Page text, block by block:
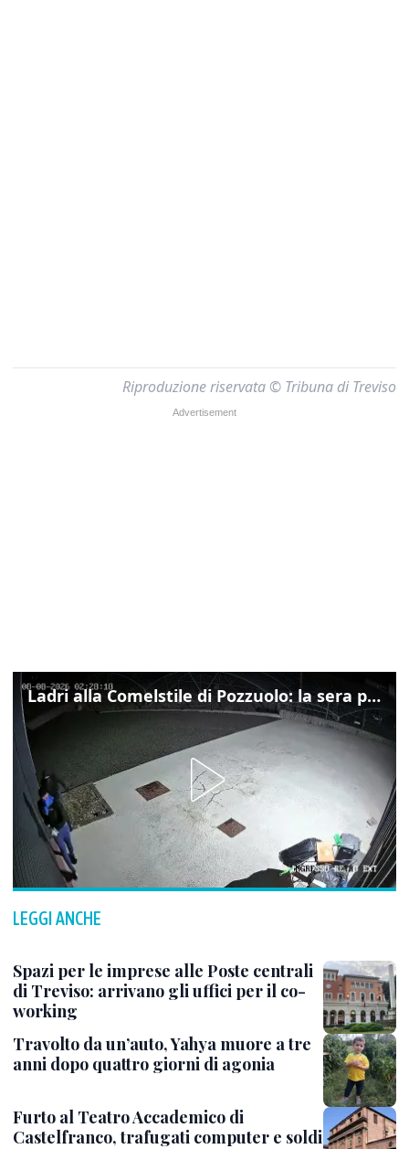
Riproduzione riservata © Tribuna di Treviso
Ladri alla Comelstile di Pozzuolo: la sera prima il tentato furto a Buja, ecco le immagini
LEGGI ANCHE
Spazi per le imprese alle Poste centrali
di Treviso: arrivano gli uffici per il co-
working
Travolto da un’auto, Yahya muore a tre
anni dopo quattro giorni di agonia
Furto al Teatro Accademico di
Castelfranco, trafugati computer e soldi